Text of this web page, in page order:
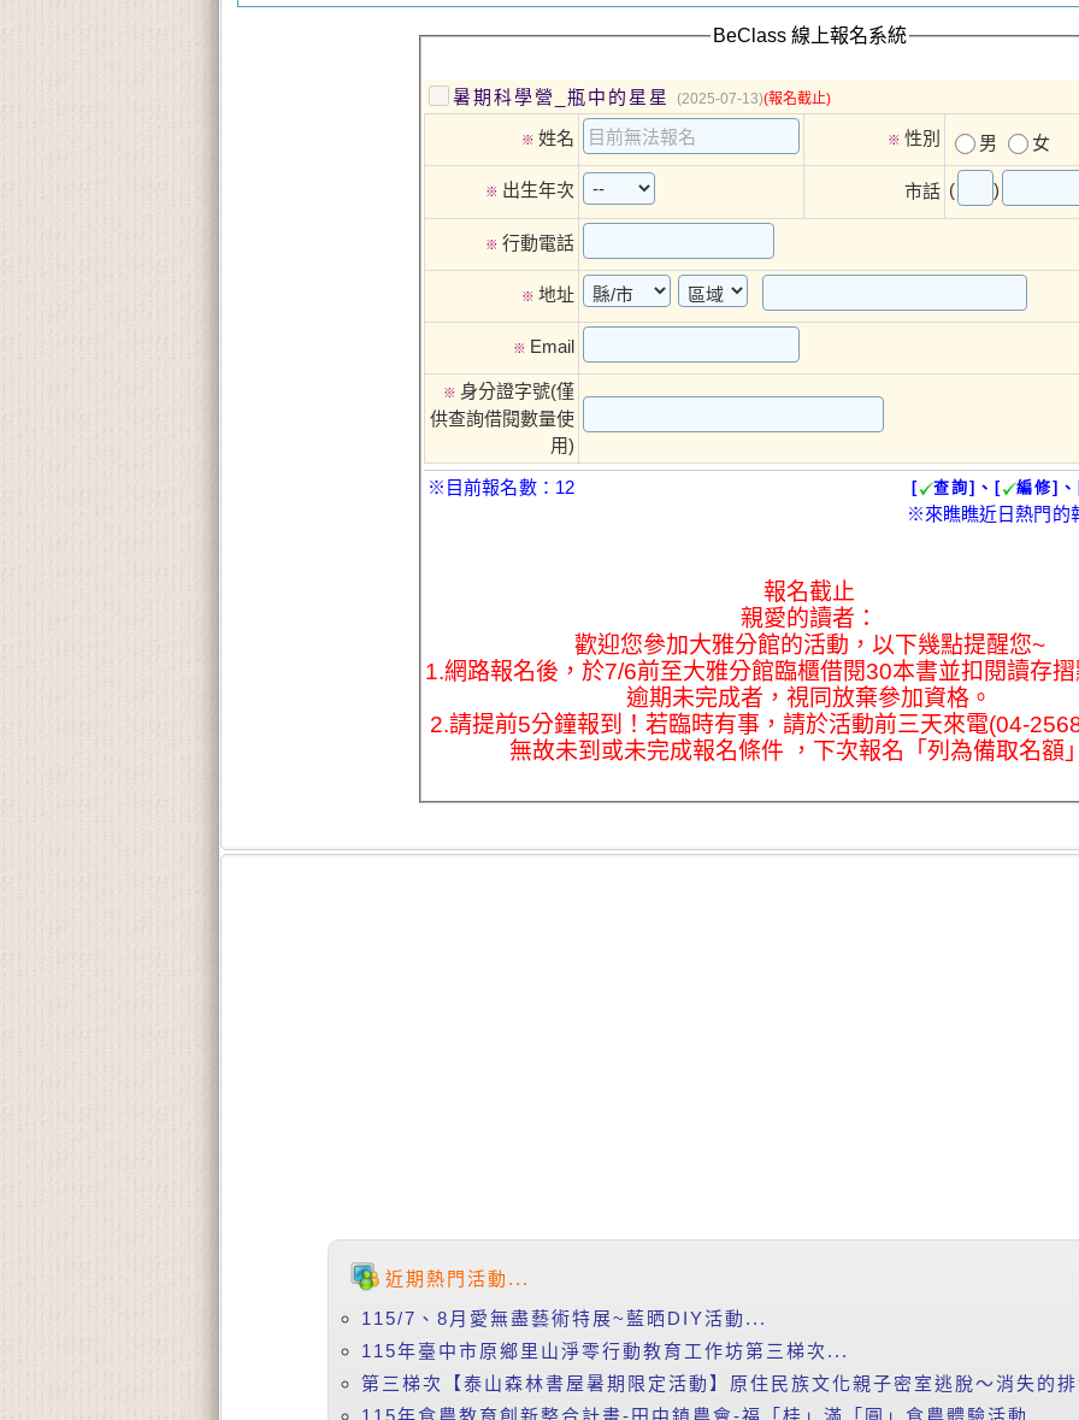
BeClass 線上報名系統
暑期科學營_瓶中的星星 (2025-07-13)(報名截止)
※ 姓名 ※ 性別 男 女
※ 出生年次 市話 ( )
※ 行動電話
※ 地址
※ Email
※ 身分證字號(僅
供查詢借閱數量使
用)
※目前報名數：12 [ 查詢]、[ 編修]
※來瞧瞧近日熱門的
報名截止
親愛的讀者：
歡迎您參加大雅分館的活動，以下幾點提醒您~
1.網路報名後，於7/6前至大雅分館臨櫃借閱30本書並扣閱讀存
逾期未完成者，視同放棄參加資格。
2.請提前5分鐘報到！若臨時有事，請於活動前三天來電(04-
無故未到或未完成報名條件 ，下次報名「列為備取名額
近期熱門活動...
115/7、8月愛無盡藝術特展~藍晒DIY活動...
115年臺中市原鄉里山淨零行動教育工作坊第三梯次...
第三梯次【泰山森林書屋暑期限定活動】原住民族文化親子密室逃脫～消失的
115年食農教育創新整合計畫-田中鎮農會-福「桂」滿「圓」食農體驗活動...